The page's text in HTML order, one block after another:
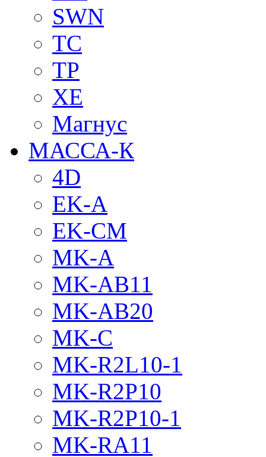
SWN
TC
TP
XE
Магнус
МАССА-К
4D
EK-A
EK-CM
MK-A
MK-AB11
MK-AB20
MK-C
MK-R2L10-1
MK-R2P10
MK-R2P10-1
MK-RA11